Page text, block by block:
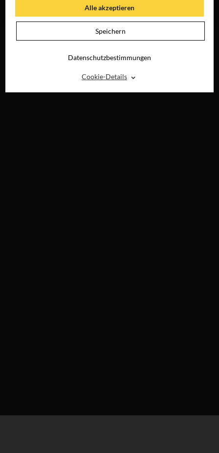
DIGITAL
Alle akzeptieren
Speichern
Datenschutzbestimmungen
Cookie-Details ⌃